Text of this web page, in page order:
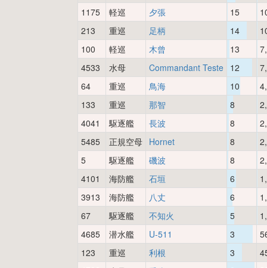
1175 軽巡 夕張 15
213
重巡 足柄 14
100
軽巡 木曾 13
4533
水母 Commandant Teste 12
64
重巡 鳥海 10
133
重巡 那智 8
4041
駆逐艦 長波 8
5485
正規空母 Hornet 8
5
駆逐艦 磯波 8
4101
海防艦 石垣 6
3913
海防艦 八丈 6
67
駆逐艦 不知火 5
4685
潜水艦 U-511 3
123
重巡 利根 3